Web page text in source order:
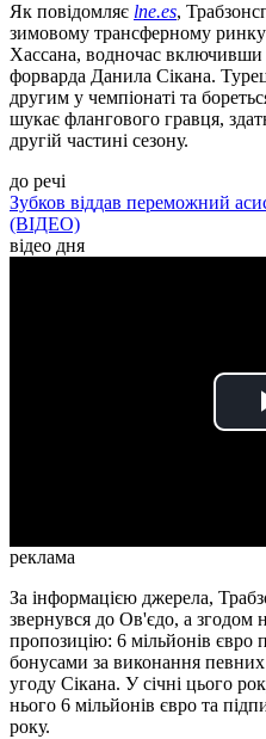
Як повідомляє lne.es,
зимовому трансферному
Хассана, водночас включивши
форварда Данила Сікана.
другим у чемпіонаті та
шукає флангового гравця,
другій частині сезону.
до речі
Зубков віддав переможний
(ВІДЕО)
відео дня
реклама
За інформацією джерела,
звернувся до Ов'єдо, а згодом
пропозицію: 6 мільйонів
бонусами за виконання
угоду Сікана. У січні цього
нього 6 мільйонів євро та
року.